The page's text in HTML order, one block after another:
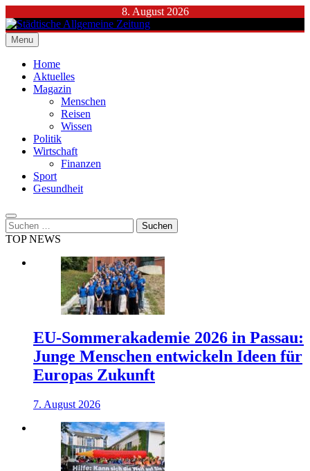
to
content
8. August 2026
Städtische Allgemeine Zeitung
Menu
Home
Aktuelles
Magazin
Menschen
Reisen
Wissen
Politik
Wirtschaft
Finanzen
Sport
Gesundheit
Suchen
nach:
TOP NEWS
EU-Sommerakademie 2026 in Passau:
Junge Menschen entwickeln Ideen für
Europas Zukunft
7. August 2026